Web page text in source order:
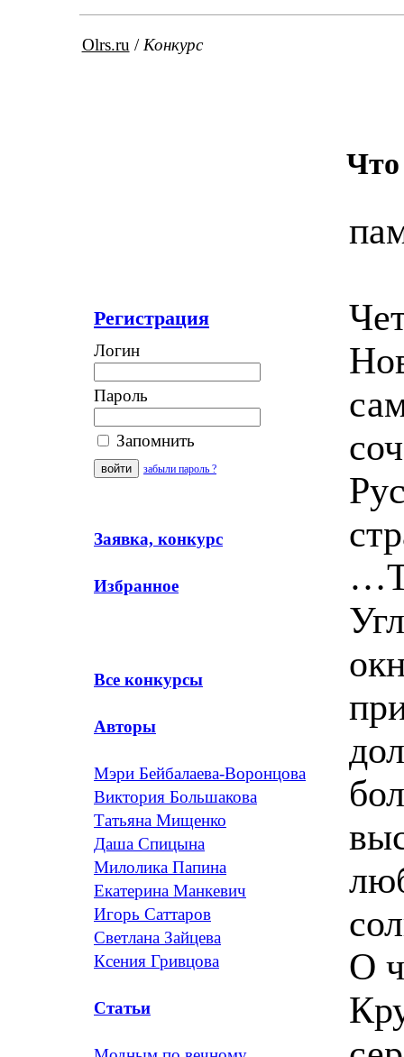
Olrs.ru / Конкурс
Регистрация
Логин
Пароль
Запомнить
забыли пароль ?
Заявка, конкурс
Избранное
Все конкурсы
Авторы
Мэри Бейбалаева-Воронцова
Виктория Большакова
Татьяна Мищенко
Даша Спицына
Милолика Папина
Екатерина Манкевич
Игорь Саттаров
Светлана Зайцева
Ксения Гривцова
Статьи
О